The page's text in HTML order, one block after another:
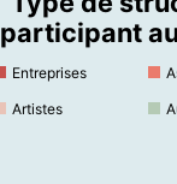
participant
Entreprises
Artistes